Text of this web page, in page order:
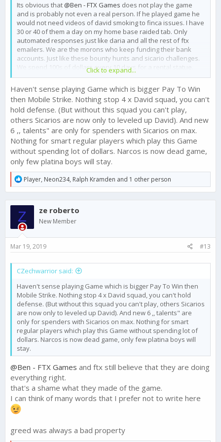
Its obvious that @Ben - FTX Games does not play the game
and is probably not even a real person. If he played game he
would not need videos of david smoking to finca issues. I have
30 or 40 of them a day on my home base raided tab. Only
automated responses just like daria and all the rest of ftx
emailers. We are the morons who keep funding their bank
accounts. Just like these bounty hunts and sicario challenges.
We spend 100s of dollars every 10 days for a rental statue.
Complete insanity Here we are again hoping for ftx to actually
listen to us and they come out with an update that has
absolutely nothing to do with our complaints. But we will keep
spending. Look up the definition of insanity. It will say to keep
doing the same thing and expect different results. I have been
insane for a long time but no more. Do yourselves a favor. And
stop giving FTX your hard earned money
Click to expand...
Haven't sense playing Game which is bigger Pay To Win
then Mobile Strike. Nothing stop 4 x David squad, you can't
hold defense. (But without this squad you can't play,
others Sicarios are now only to leveled up David). And new
6 ,, talents" are only for spenders with Sicarios on max.
Nothing for smart regular players which play this Game
without spending lot of dollars. Narcos is now dead game,
only few platina boys will stay.
R
e
a
c
t
i
o
n
:
Player, Neon234, Ralph Kramden and 1 other person
Z ze roberto
New Member
Mar 19, 2019 #13
CZechwarrior said:
Haven't sense playing Game which is bigger Pay To Win then
Mobile Strike. Nothing stop 4 x David squad, you can't hold
defense. (But without this squad you can't play, others Sicarios
are now only to leveled up David). And new 6 ,, talents" are
only for spenders with Sicarios on max. Nothing for smart
regular players which play this Game without spending lot of
dollars. Narcos is now dead game, only few platina boys will
stay.
@Ben - FTX Games and ftx still believe that they are doing
everything right.
that's a shame what they made of the game.
I can think of many words that I prefer not to write here
greed was always a bad property